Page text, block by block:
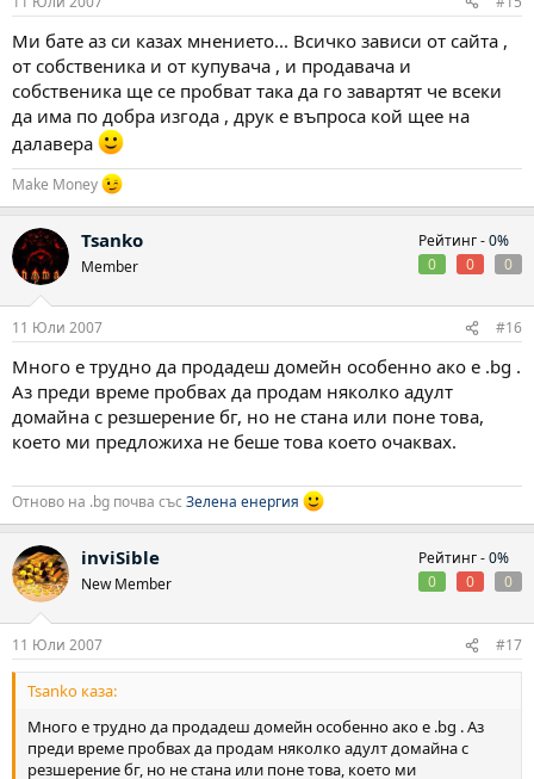
Ми бате аз си казах мнението... Всичко зависи от сайта ,
от собственика и от купувача , и продавача и
собственика ще се пробват така да го завартят че всеки
да има по добра изгода , друк е въпроса кой щее на
далавера
Make Money
Tsanko
Member
Рейтинг -0%
0
0 0
11 Юли 2007 #16
Много е трудно да продадеш домейн особенно ако е .bg .
Аз преди време пробвах да продам няколко адулт
домайна с резшерение бг, но не стана или поне това,
което ми предложиха не беше това което очаквах.
Отново на .bg почва със Зелена енергия
inviSible
New Member
Рейтинг -0%
0
0 0
11 Юли 2007 #17
Tsanko каза:
Много е трудно да продадеш домейн особенно ако е .bg . Аз
преди време пробвах да продам няколко адулт домайна с
резшерение бг, но не стана или поне това, което ми